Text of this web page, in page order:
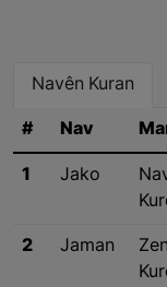
Navên Kuran
# Nav
1 Jako
2 Jaman